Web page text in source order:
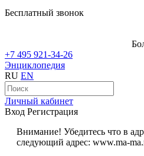
Бесплатный звонок
+7 495 921-34-26
Энциклопедия
RU EN
Личный кабинет
Вход Регистрация
Внимание! Убедитесь что в
следующий адрес: www.ma-